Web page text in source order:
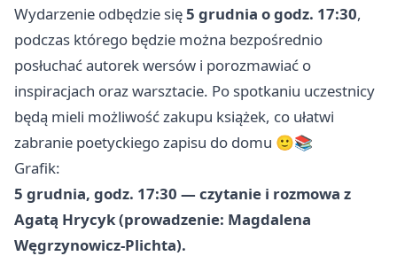
Wydarzenie odbędzie się5 grudnia o godz. 17:30,
podczas którego będzie można bezpośrednio
posłuchać autorek wersów i porozmawiać o
inspiracjach oraz warsztacie. Po spotkaniu uczestnicy
będą mieli możliwość zakupu książek, co ułatwi
zabranie poetyckiego zapisu do domu 🙂📚
Grafik:
5 grudnia, godz. 17:30 — czytanie i rozmowa z
Agatą Hrycyk (prowadzenie: Magdalena
Węgrzynowicz-Plichta).